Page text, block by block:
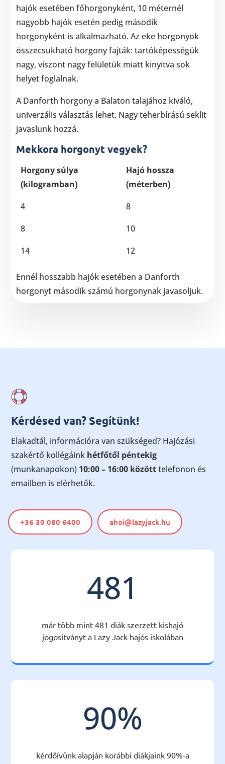
hajók esetében főhorgonyként, 10 méternél
nagyobb hajók esetén pedig második
horgonyként is alkalmazható. Az eke horgonyok
összecsukható horgony fajták: tartóképességük
nagy, viszont nagy felületük miatt kinyitva sok
helyet foglalnak.
A Danforth horgony a Balaton talajához kiváló,
univerzális választás lehet. Nagy teherbírású seklit
javaslunk hozzá.
Mekkora horgonyt vegyek?
Horgony súlya
(kilogramban)
Hajó hossza
(méterben)
4
8
8
10
14
12
Ennél hosszabb hajók esetében a Danforth
horgonyt második számú horgonynak javasoljuk.
Kérdésed van? Segítünk!
Elakadtál, információra van szükséged? Hajózási
szakértő kollégáink hétfőtől péntekig
(munkanapokon) 10:00 – 16:00 közötttelefonon és
emailben is elérhetők.
+36 30 080 6400 ahoi@lazyjack.hu
481
már több mint 481 diák szerzett kishajó
jogosítványt a Lazy Jack hajós iskolában
90%
kérdőívünk alapján korábbi diákjaink 90%-a